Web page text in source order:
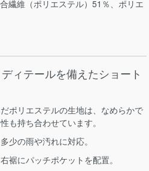
繊維（ポリエステル）51％、ポリエ
ィテールを備えたショート
ポリエステルの生地は、なめらかで
も持ち合わせています。
少の雨や汚れに対応。
裾にパッチポケットを配置。